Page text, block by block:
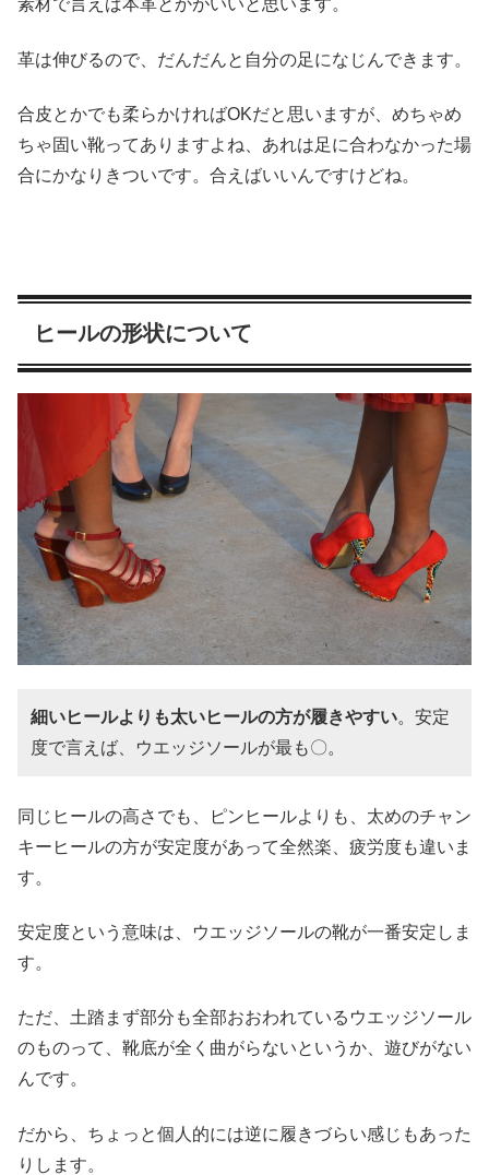
素材で言えば本革とかがいいと思います。
革は伸びるので、だんだんと自分の足になじんできます。
合皮とかでも柔らかければOKだと思いますが、めちゃめ
ちゃ固い靴ってありますよね、あれは足に合わなかった場
合にかなりきついです。合えばいいんですけどね。
ヒールの形状について
細いヒールよりも太いヒールの方が履きやすい。安定
度で言えば、ウエッジソールが最も〇。
同じヒールの高さでも、ピンヒールよりも、太めのチャン
キーヒールの方が安定度があって全然楽、疲労度も違いま
す。
安定度という意味は、ウエッジソールの靴が一番安定しま
す。
ただ、土踏まず部分も全部おおわれているウエッジソール
のものって、靴底が全く曲がらないというか、遊びがない
んです。
だから、ちょっと個人的には逆に履きづらい感じもあった
りします。